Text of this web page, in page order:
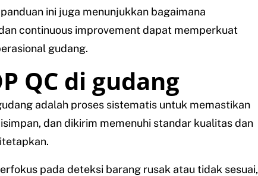
ini juga menunjukkan bagaimana
continuous improvement dapat memperkuat
gudang.
QC di gudang
adalah proses sistematis untuk memastikan
dan dikirim memenuhi standar kualitas dan
pada deteksi barang rusak atau tidak sesuai,